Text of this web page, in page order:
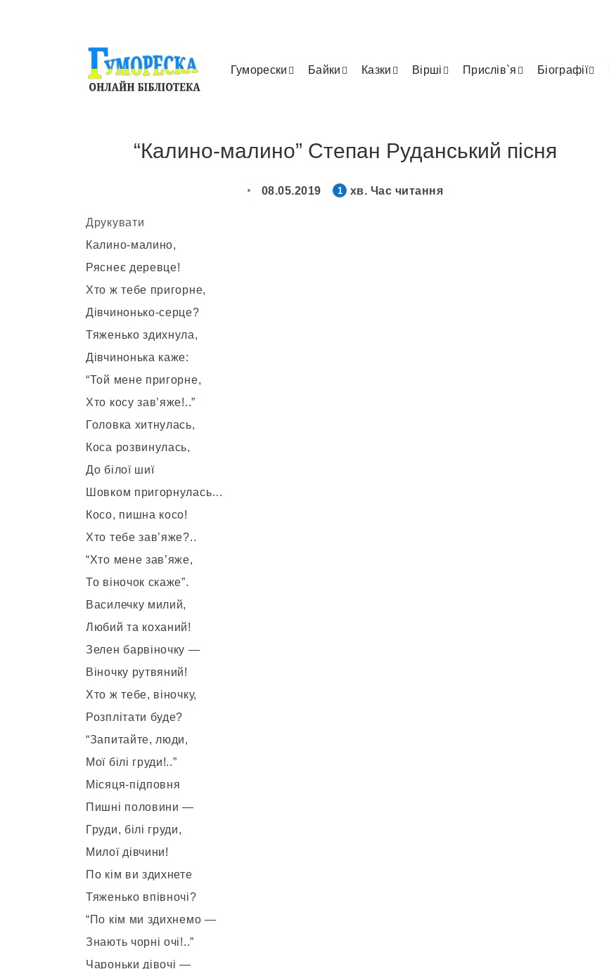
Гуморески Байки Казки Вірші Прислів`я Біографії
“Калино-малино” Степан Руданський пісня
08.05.2019 1 хв. Час читання
Друкувати
Калино-малино,
Ряснеє деревце!
Хто ж тебе пригорне,
Дівчинонько-серце?
Тяженько здихнула,
Дівчинонька каже:
“Той мене пригорне,
Хто косу зав’яже!..”
Головка хитнулась,
Коса розвинулась,
До білої шиї
Шовком пригорнулась…
Косо, пишна косо!
Хто тебе зав’яже?..
“Хто мене зав’яже,
То віночок скаже”.
Василечку милий,
Любий та коханий!
Зелен барвіночку —
Віночку рутвяний!
Хто ж тебе, віночку,
Розплітати буде?
“Запитайте, люди,
Мої білі груди!..”
Місяця-підповня
Пишні половини —
Груди, білі груди,
Милої дівчини!
По кім ви здихнете
Тяженько впівночі?
“По кім ми здихнемо —
Знають чорні очі!..”
Чароньки дівочі —